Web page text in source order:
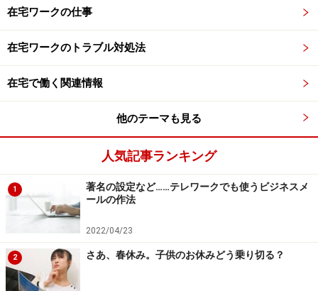
されるのは難しいかもしれませんが、2の雑誌が主婦向
けであり内容に、3の自分が強い医療系が掲載されてい
る場合は、応募メールをぜひ出してみるべきです！
案件名であきらめず、深く調べてみることが大切です。
※記事内容は執筆時点のものです。最新の内容をご確認くださ
い。
在宅ワークの仕事
在宅ワークのトラブル対処法
在宅で働く関連情報
他のテーマも見る
人気記事ランキング
1
著名の設定など……テレワークでも使うビジネスメ
ールの作法
2022/04/23
2 さあ、春休み。子供のお休みどう乗り切る？